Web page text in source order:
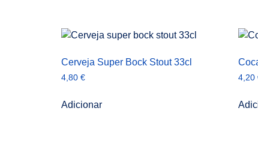
Cerveja Super Bock Stout 33cl
4,80 €
Adicionar
4,20